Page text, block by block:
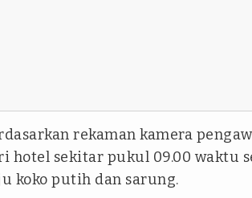
rekaman kamera
hotel sekitar pukul 09.00 waktu
koko putih dan sarung.